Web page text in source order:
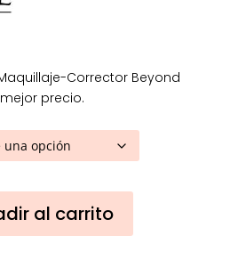
Corrector Beyond
precio.
al carrito